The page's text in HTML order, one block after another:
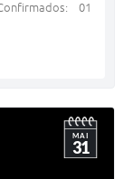
01
MAI
31